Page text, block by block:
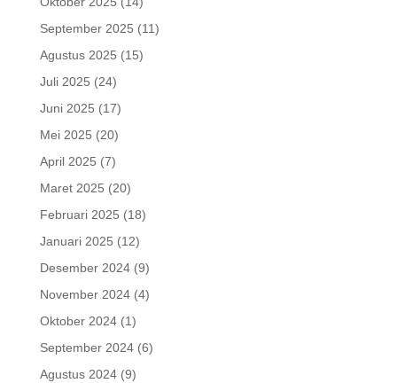
September 2025 (11)
Agustus 2025 (15)
Juli 2025 (24)
Juni 2025 (17)
Mei 2025 (20)
April 2025 (7)
Maret 2025 (20)
Februari 2025 (18)
Januari 2025 (12)
Desember 2024(9)
November 2024(4)
Oktober 2024(1)
September 2024(6)
Agustus 2024(9)